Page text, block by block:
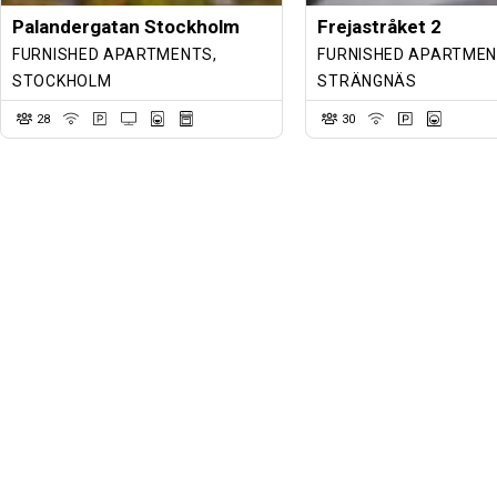
Palandergatan Stockholm
FURNISHED APARTMENTS,
STOCKHOLM
28
Frejastråket 2
FURNISHED
STRÄNGNÄS
30